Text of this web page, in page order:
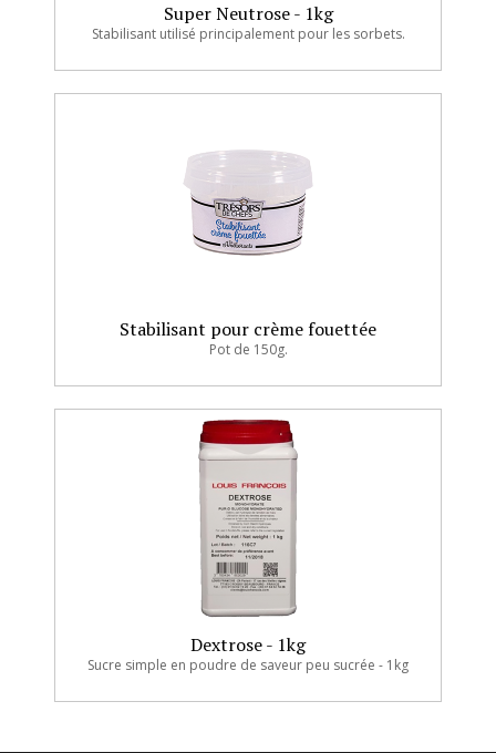
Super Neutrose - 1kg
Stabilisant utilisé principalement pour les sorbets.
Stabilisant pour crème fouettée
Pot de 150g.
Dextrose - 1kg
Sucre simple en poudre de saveur peu sucrée - 1kg